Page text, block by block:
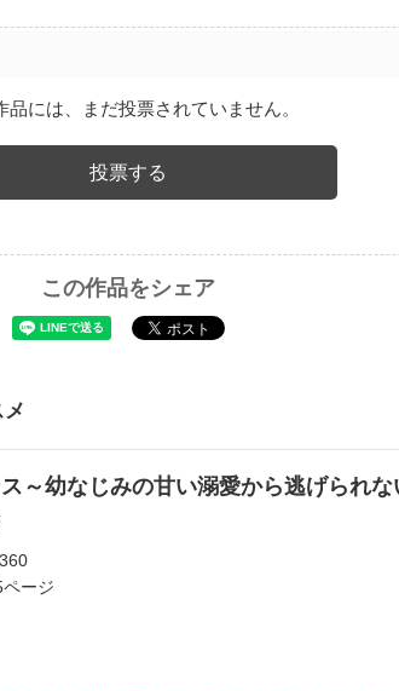
品には、まだ投票されていません。
投票する
この作品をシェア
～幼なじみの甘い溺愛から逃げられな
ページ